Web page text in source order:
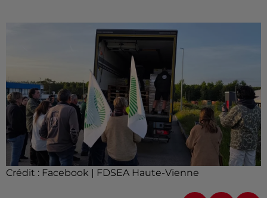
Crédit : Facebook | FDSEA Haute-Vienne